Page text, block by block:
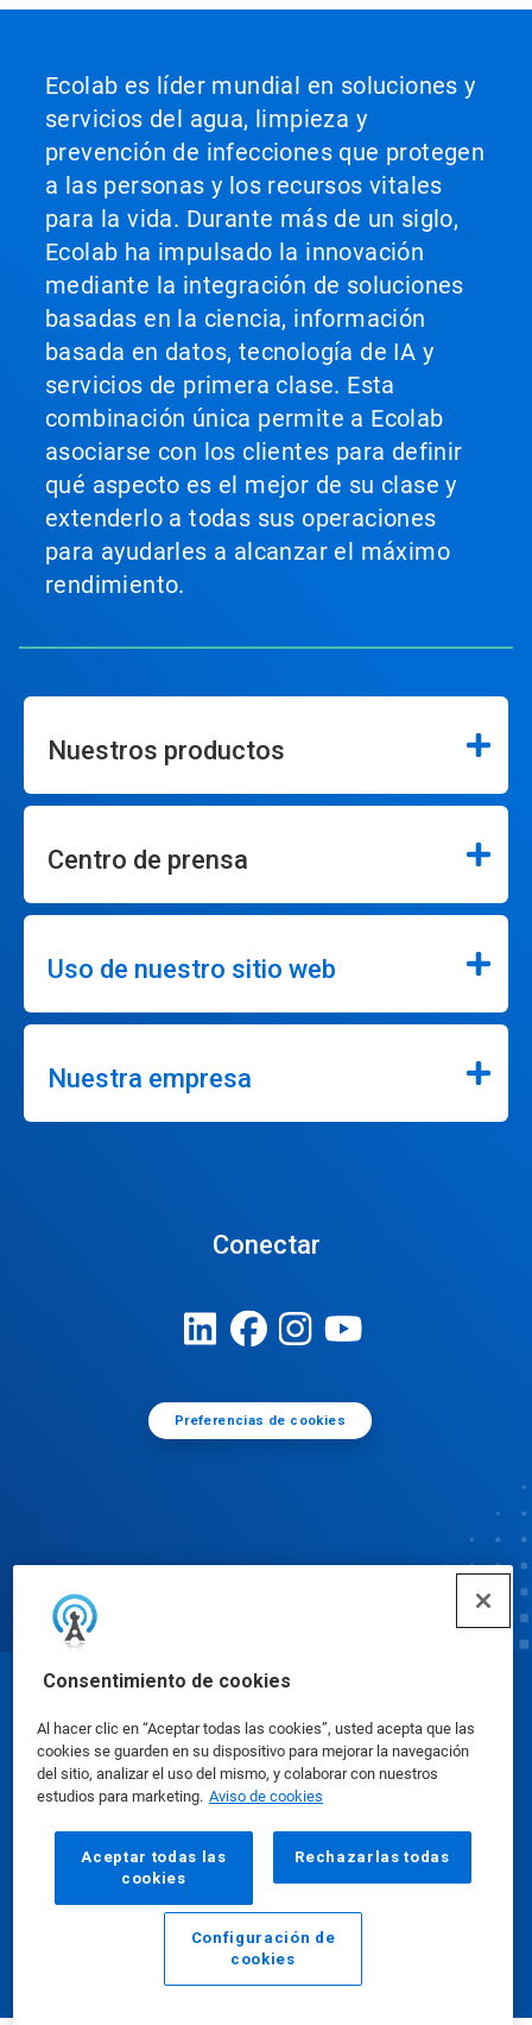
Consentimiento de cookies
Al hacer clic en “Aceptar todas las cookies”, usted acepta que las
cookies se guarden en su dispositivo para mejorar la navegación
del sitio, analizar el uso del mismo, y colaborar con nuestros
estudios para marketing. Aviso de cookies
Aceptar todas las
cookies
Rechazarlas todas
Configuración de
cookies
Ecolab es líder mundial en soluciones y
servicios del agua, limpieza y
prevención de infecciones que protegen
a las personas y los recursos vitales
para la vida. Durante más de un siglo,
Ecolab ha impulsado la innovación
mediante la integración de soluciones
basadas en la ciencia, información
basada en datos, tecnología de IA y
servicios de primera clase. Esta
combinación única permite a Ecolab
asociarse con los clientes para definir
qué aspecto es el mejor de su clase y
extenderlo a todas sus operaciones
para ayudarles a alcanzar el máximo
rendimiento.
Nuestros productos
Centro de prensa
Uso de nuestro sitio web
Nuestra empresa
Conectar
Preferencias de cookies
Hojas de datos de seguridad|Política de privacidad
|condiciones de uso